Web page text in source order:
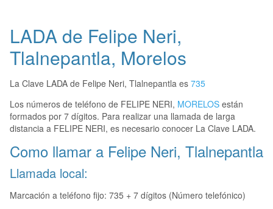
LADA de Felipe Neri,
Tlalnepantla, Morelos
La Clave LADA de Felipe Neri, Tlalnepantla es 735
Los números de teléfono de FELIPE NERI, MORELOS están
formados por 7 dígitos. Para realizar una llamada de larga
distancia a FELIPE NERI, es necesario conocer La Clave LADA.
Como llamar a Felipe Neri, Tlalnepantla
Llamada local:
Marcación a teléfono fijo: 735 + 7 dígitos (Número telefónico)